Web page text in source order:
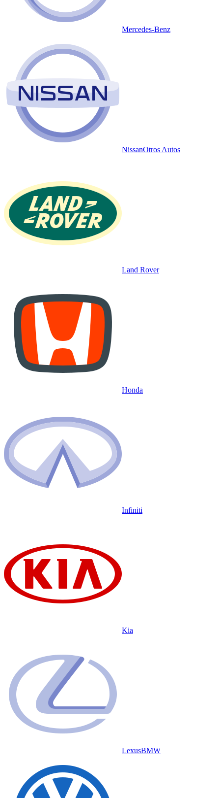
Mercedes-Benz
NissanOtros Autos
Land Rover
Honda
Infiniti
Kia
LexusBMW